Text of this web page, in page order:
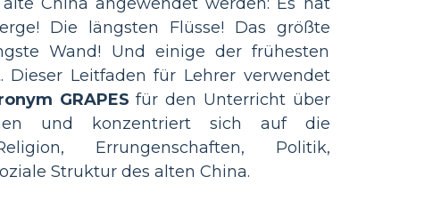
Die längsten Flüsse! Das größte
Wand! Und einige der frühesten
Dieser Leitfaden für Lehrer verwendet
GRAPES für den Unterricht über
und konzentriert sich auf die
Errungenschaften, Politik,
Struktur des alten China.